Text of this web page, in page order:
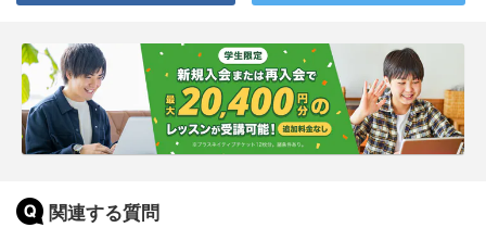
関連する質問